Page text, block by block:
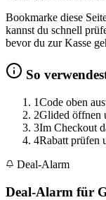
Bookmarke diese
kannst du schnell
bevor du zur Kasse
So
1Code oben
2Glided öffnen
3Im Checkout
4Rabatt prüfen
Deal-Alarm
Deal-Alarm für